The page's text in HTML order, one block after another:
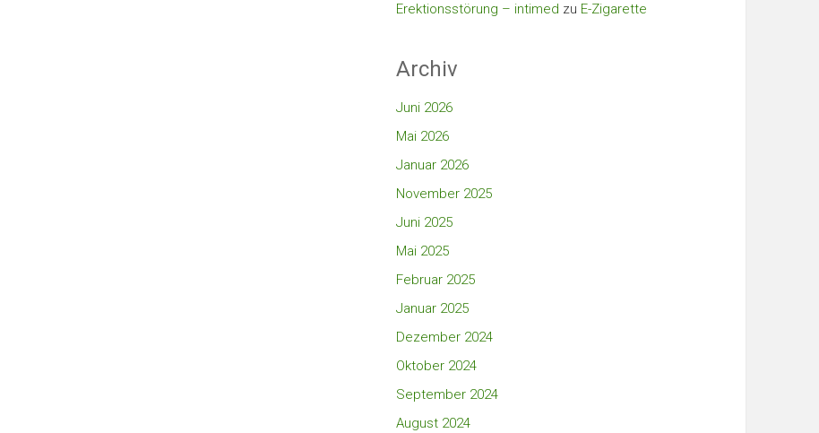
Erektionsstörung – intimed zu E-Zigarette
Archiv
Juni 2026
Mai 2026
Januar 2026
November 2025
Juni 2025
Mai 2025
Februar 2025
Januar 2025
Dezember 2024
Oktober 2024
September 2024
August 2024